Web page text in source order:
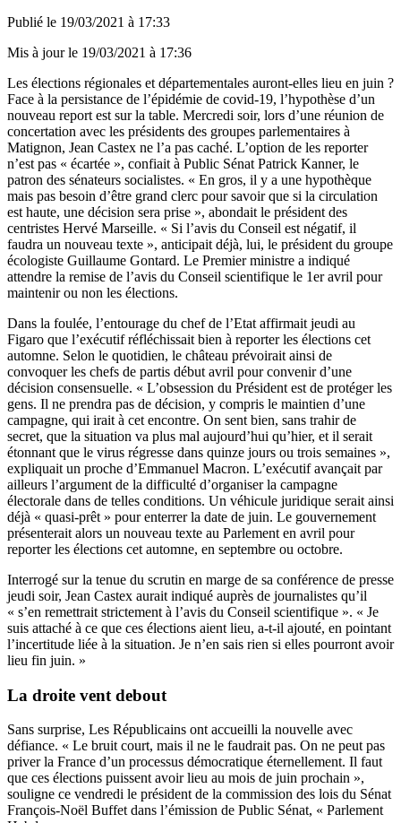
Publié le 19/03/2021 à 17:33
Mis à jour le 19/03/2021 à 17:36
Les élections régionales et départementales auront-elles lieu en juin ?
Face à la persistance de l’épidémie de covid-19, l’hypothèse d’un
nouveau report est sur la table. Mercredi soir, lors d’une réunion de
concertation avec les présidents des groupes parlementaires à
Matignon, Jean Castex ne l’a pas caché. L’option de les reporter
n’est pas « écartée », confiait à Public Sénat Patrick Kanner, le
patron des sénateurs socialistes. « En gros, il y a une hypothèque
mais pas besoin d’être grand clerc pour savoir que si la circulation
est haute, une décision sera prise », abondait le président des
centristes Hervé Marseille. « Si l’avis du Conseil est négatif, il
faudra un nouveau texte », anticipait déjà, lui, le président du groupe
écologiste Guillaume Gontard. Le Premier ministre a indiqué
attendre la remise de l’avis du Conseil scientifique le 1er avril pour
maintenir ou non les élections.
Dans la foulée, l’entourage du chef de l’Etat affirmait jeudi au
Figaro que l’exécutif réfléchissait bien à reporter les élections cet
automne. Selon le quotidien, le château prévoirait ainsi de
convoquer les chefs de partis début avril pour convenir d’une
décision consensuelle. « L’obsession du Président est de protéger les
gens. Il ne prendra pas de décision, y compris le maintien d’une
campagne, qui irait à cet encontre. On sent bien, sans trahir de
secret, que la situation va plus mal aujourd’hui qu’hier, et il serait
étonnant que le virus régresse dans quinze jours ou trois semaines »,
expliquait un proche d’Emmanuel Macron. L’exécutif avançait par
ailleurs l’argument de la difficulté d’organiser la campagne
électorale dans de telles conditions. Un véhicule juridique serait ainsi
déjà « quasi-prêt » pour enterrer la date de juin. Le gouvernement
présenterait alors un nouveau texte au Parlement en avril pour
reporter les élections cet automne, en septembre ou octobre.
Interrogé sur la tenue du scrutin en marge de sa conférence de presse
jeudi soir, Jean Castex aurait indiqué auprès de journalistes qu’il
« s’en remettrait strictement à l’avis du Conseil scientifique ». « Je
suis attaché à ce que ces élections aient lieu, a-t-il ajouté, en pointant
l’incertitude liée à la situation. Je n’en sais rien si elles pourront avoir
lieu fin juin. »
La droite vent debout
Sans surprise, Les Républicains ont accueilli la nouvelle avec
défiance. « Le bruit court, mais il ne le faudrait pas. On ne peut pas
priver la France d’un processus démocratique éternellement. Il faut
que ces élections puissent avoir lieu au mois de juin prochain »,
souligne ce vendredi le président de la commission des lois du Sénat
François-Noël Buffet dans l’émission de Public Sénat, « Parlement